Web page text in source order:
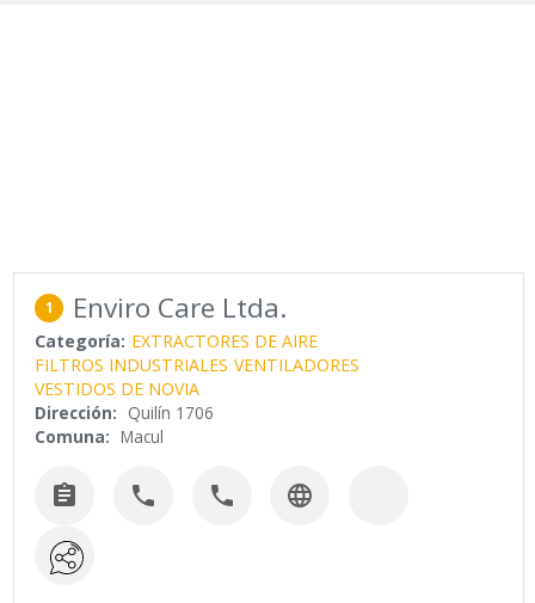
1 Enviro Care Ltda.
Categoría: EXTRACTORES DE AIRE
FILTROS INDUSTRIALES VENTILADORES
VESTIDOS DE NOVIA
Dirección: Quilín 1706
Comuna: Macul
   